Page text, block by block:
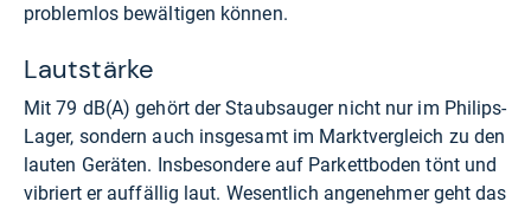
problemlos bewältigen können.
Lautstärke
Mit 79 dB(A) gehört der Staubsauger nicht nur im Philips-
Lager, sondern auch insgesamt im Marktvergleich zu den
lauten Geräten. Insbesondere auf Parkettboden tönt und
vibriert er auffällig laut. Wesentlich angenehmer geht das